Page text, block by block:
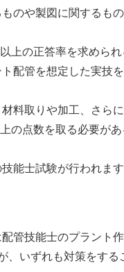
のや製図に関するも
上の正答率を求められ
配管を想定した実技を
料取りや加工、さら
の点数を取る必要が
能士試験が行われます
管技能士のプラント
、いずれも対策をする